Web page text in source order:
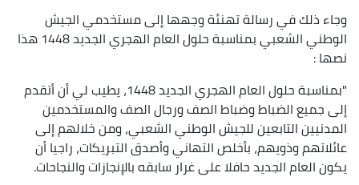
وجاء ذلك في رسالة تهنئة وجهها إلى مستخدمي الجيش
الوطني الشعبي بمناسبة حلول العام الهجري الجديد 1448 هذا
نصها :
"بمناسبة حلول العام الهجري الجديد 1448، يطيب لي أن أتقدم
إلى جميع الضباط وضباط الصف ورجال الصف والمستخدمين
المدنيين التابعين للجيش الوطني الشعبي، ومن خلالهم إلى
عائلاتهم وذويهم، بأخلص التهاني وأصدق التبريكات، راجيا أن
يكون العام الجديد حافلا على غرار سابقه بالإنجازات والنجاحات.